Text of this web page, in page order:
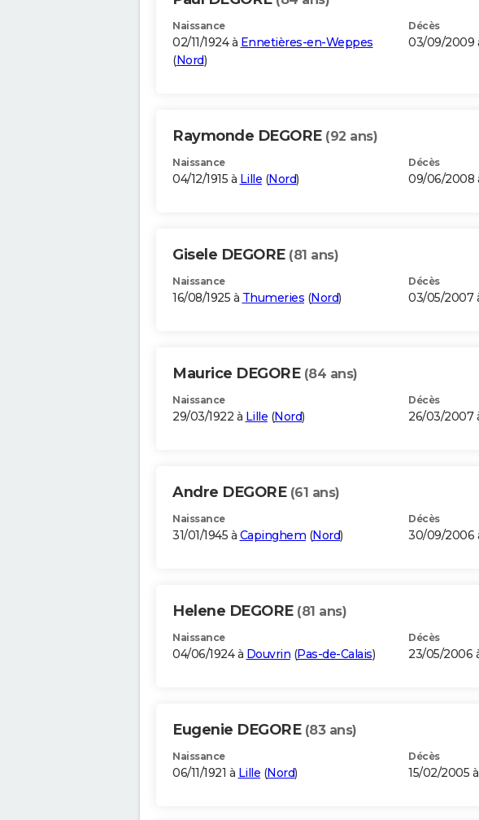
Naissance
02/11/1924 à Ennetières-en-Weppes
(Nord)
Décès
03/09/2009
Raymonde DEGORE (92 ans)
Naissance
04/12/1915 à Lille (Nord)
Décès
09/06/2008
Gisele DEGORE (81 ans)
Naissance
16/08/1925 à Thumeries (Nord)
Décès
03/05/2007
Maurice DEGORE (84 ans)
Naissance
29/03/1922 à Lille (Nord)
Décès
26/03/2007
Andre DEGORE (61 ans)
Naissance
31/01/1945 à Capinghem (Nord)
Décès
30/09/2006
Helene DEGORE (81 ans)
Naissance
04/06/1924 à Douvrin (Pas-de-Calais)
Décès
23/05/2006
Eugenie DEGORE (83 ans)
Naissance
06/11/1921 à Lille (Nord)
Décès
15/02/2005 à